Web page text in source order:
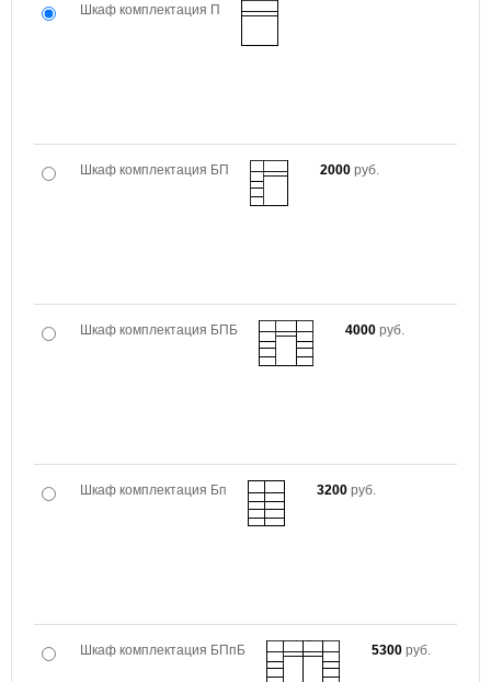
Шкаф комплектация П
Шкаф комплектация БП 2000 руб.
Шкаф комплектация БПБ 4000 руб.
Шкаф комплектация Бп 3200 руб.
Шкаф комплектация БПпБ 5300 руб.